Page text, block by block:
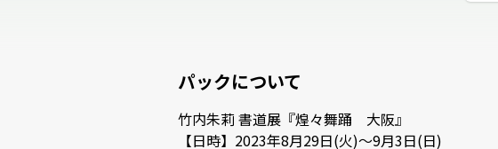
パックについて
竹内朱莉 書道展『煌々舞踊　大阪』
【日時】2023年8月29日(火)～9月3日(日)